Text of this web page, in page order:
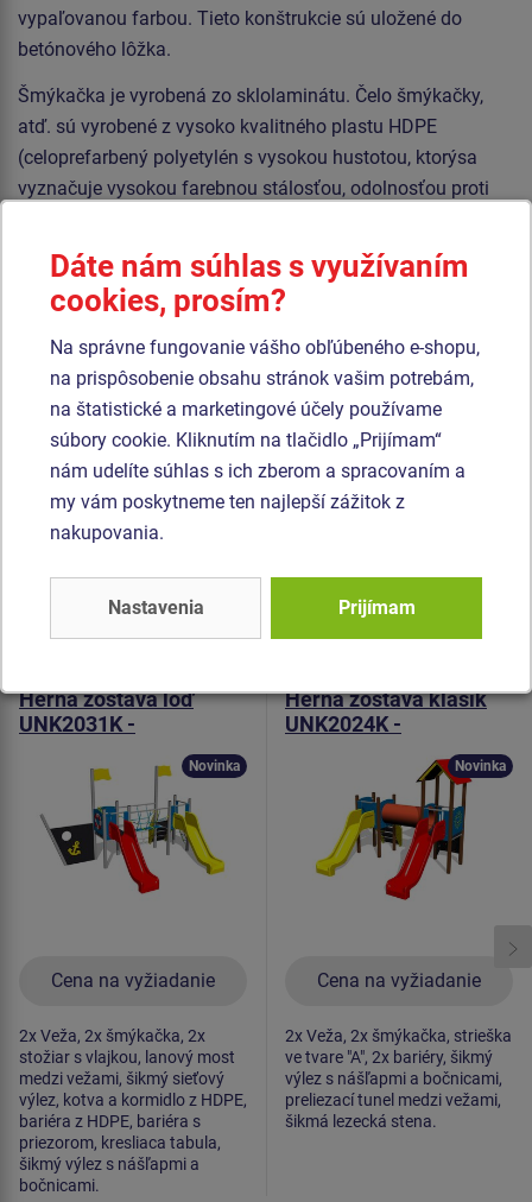
vypaľovanou farbou. Tieto konštrukcie sú uložené do
betónového lôžka.
Šmýkačka je vyrobená zo sklolaminátu. Čelo šmýkačky,
atď. sú vyrobené z vysoko kvalitného plastu HDPE
(celoprefarbený polyetylén s vysokou hustotou, ktorýsa
vyznačuje vysokou farebnou stálosťou, odolnosťou proti
nehrozí tak žiadne nebezpečenstvo zranenia detí ostrými
úlomkami). Šplhacia sieť, lanový most a lano sú
vyrobené z materiálu HERKULES (16 mm lana z
polypropylénu s vnútorným oceľovým jadrom) a sú
spojované plastovými alebo hliníkovými spojmi. Podesty a
kresliaca tabuľa sú vyrobené z HPL (vysokotlakový laminát
opatrený protišmykom, ktorý sa vyznačuje vysokou
farebnou stálosťou, odolnosťou proti poškriabaniu a
odolnosťou proti vode). Všetok spojovací materiál je
pozinkovaný alebo nerezový.
Podobný tovar
Herná zostava loď
UNK2031K -
Cena na vyžiadanie
Novinka
2x Veža, 2x šmýkačka, 2x
stožiar s vlajkou, lanový most
medzi vežami, šikmý sieťový
výlez, kotva a kormidlo z HDPE,
bariéra z HDPE, bariéra s
priezorom, kresliaca tabula,
šikmý výlez s nášľapmi a
bočnicami.
Herná zostava klasik
UNK2024K -
Cena na vyžiadanie
Novinka
2x Veža, 2x šmýkačka, strieška
ve tvare "A", 2x bariéry, šikmý
výlez s nášľapmi a bočnicami,
preliezací tunel medzi vežami,
šikmá lezecká stena.
Dáte nám súhlas s využívaním
cookies, prosím?
Na správne fungovanie vášho obľúbeného e-shopu,
na prispôsobenie obsahu stránok vašim potrebám,
na štatistické a marketingové účely používame
súbory cookie. Kliknutím na tlačidlo „Prijímam“
nám udelíte súhlas s ich zberom a spracovaním a
my vám poskytneme ten najlepší zážitok z
nakupovania.
Nastavenia Prijímam